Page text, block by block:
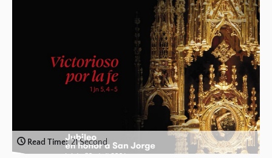
Read Time: 21 Second